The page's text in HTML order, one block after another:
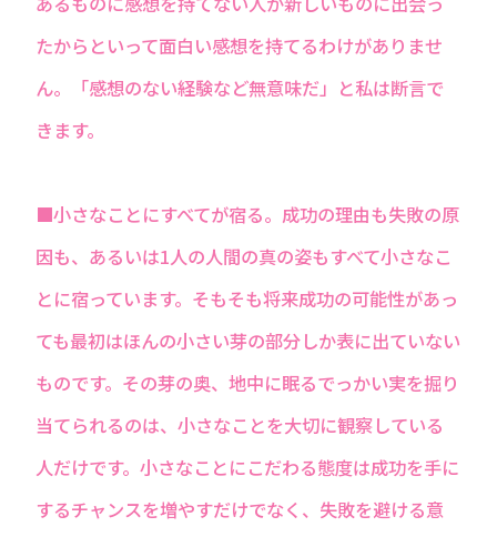
たからといって面白い感想を持てるわけがありませ
ん。「感想のない経験など無意味だ」と私は断言で
きます。
■小さなことにすべてが宿る。成功の理由も失敗の原
因も、あるいは1人の人間の真の姿もすべて小さなこ
とに宿っています。そもそも将来成功の可能性があっ
ても最初はほんの小さい芽の部分しか表に出ていない
ものです。その芽の奥、地中に眠るでっかい実を掘り
当てられるのは、小さなことを大切に観察している
人だけです。小さなことにこだわる態度は成功を手に
するチャンスを増やすだけでなく、失敗を避ける意